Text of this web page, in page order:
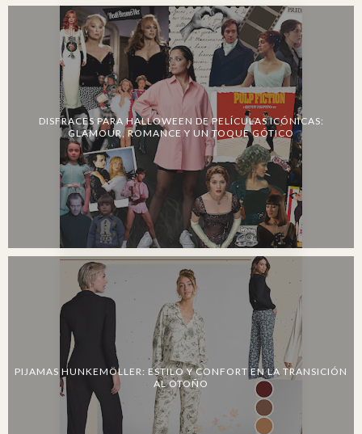
DISFRACES PARA HALLOWEEN DE PELÍCULAS ICÓNICAS:
GLAMOUR, ROMANCE Y UN TOQUE GÓTICO
PIJAMAS HUNKEMÖLLER: ESTILO Y CONFORT EN LA TRANSICIÓN
AL OTOÑO